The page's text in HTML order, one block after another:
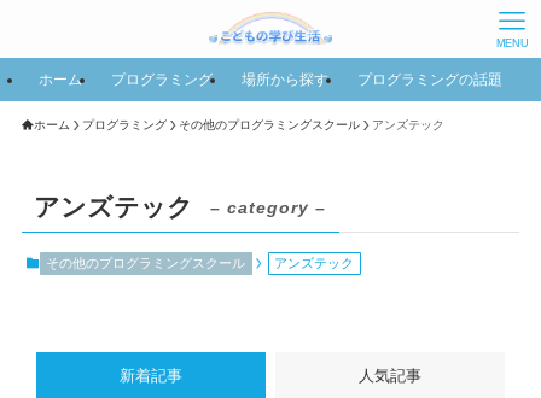
MENU
ホーム プログラミング 場所から探す プログラミングの話題
ホーム プログラミング その他のプログラミングスクール アンズテック
アンズテック – category –
その他のプログラミングスクール アンズテック
新着記事 人気記事